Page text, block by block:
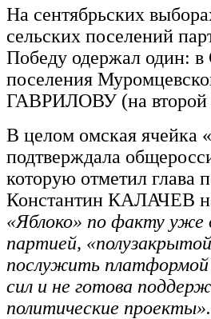
На сентябрьских
сельских поселений
Победу одержал один: в
поселения
ГАВРИЛОВУ (на второй
В целом омская ячейка
подтверждала
которую отметил глава
Константин КАЛАЧЕВ
«Яблоко» по факту уже
партией,
послужить платформой
сил и не готова
политические проекты».